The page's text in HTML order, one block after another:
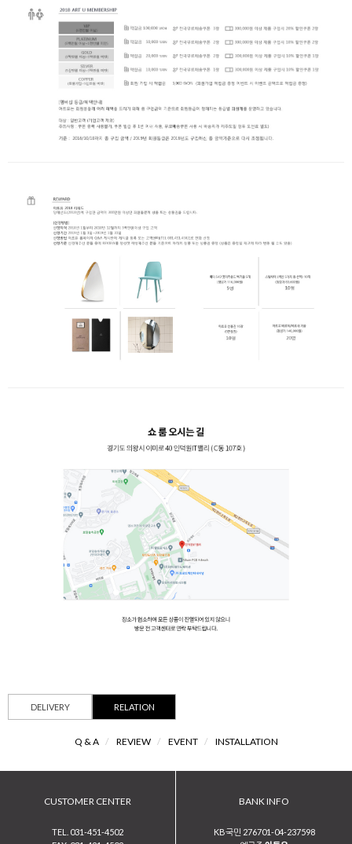
DELIVERY RELATION
Q & A / REVIEW / EVENT / INSTALLATION
CUSTOMER CENTER
TEL. 031-451-4502
BANK INFO
KB국민 276701-04-237598